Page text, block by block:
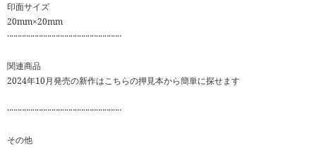
印面サイズ
20mm×20mm
‥‥‥‥‥‥‥‥‥‥‥‥‥‥‥‥‥‥‥‥‥‥‥‥‥‥‥
関連商品
2024年10月発売の新作はこちらの押見本から簡単に探せます
‥‥‥‥‥‥‥‥‥‥‥‥‥‥‥‥‥‥‥‥‥‥‥‥‥‥‥
その他